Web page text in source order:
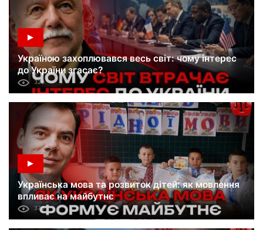
Україною захоплювався весь світ: чому інтерес
до України згасає?
329
Українська мова та розвиток дітей: як мовлення
впливає на майбутнє
376